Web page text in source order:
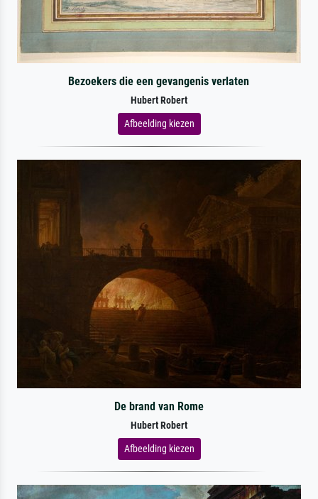
Bezoekers die een gevangenis verlaten
Hubert Robert
Afbeelding kiezen
De brand van Rome
Hubert Robert
Afbeelding kiezen